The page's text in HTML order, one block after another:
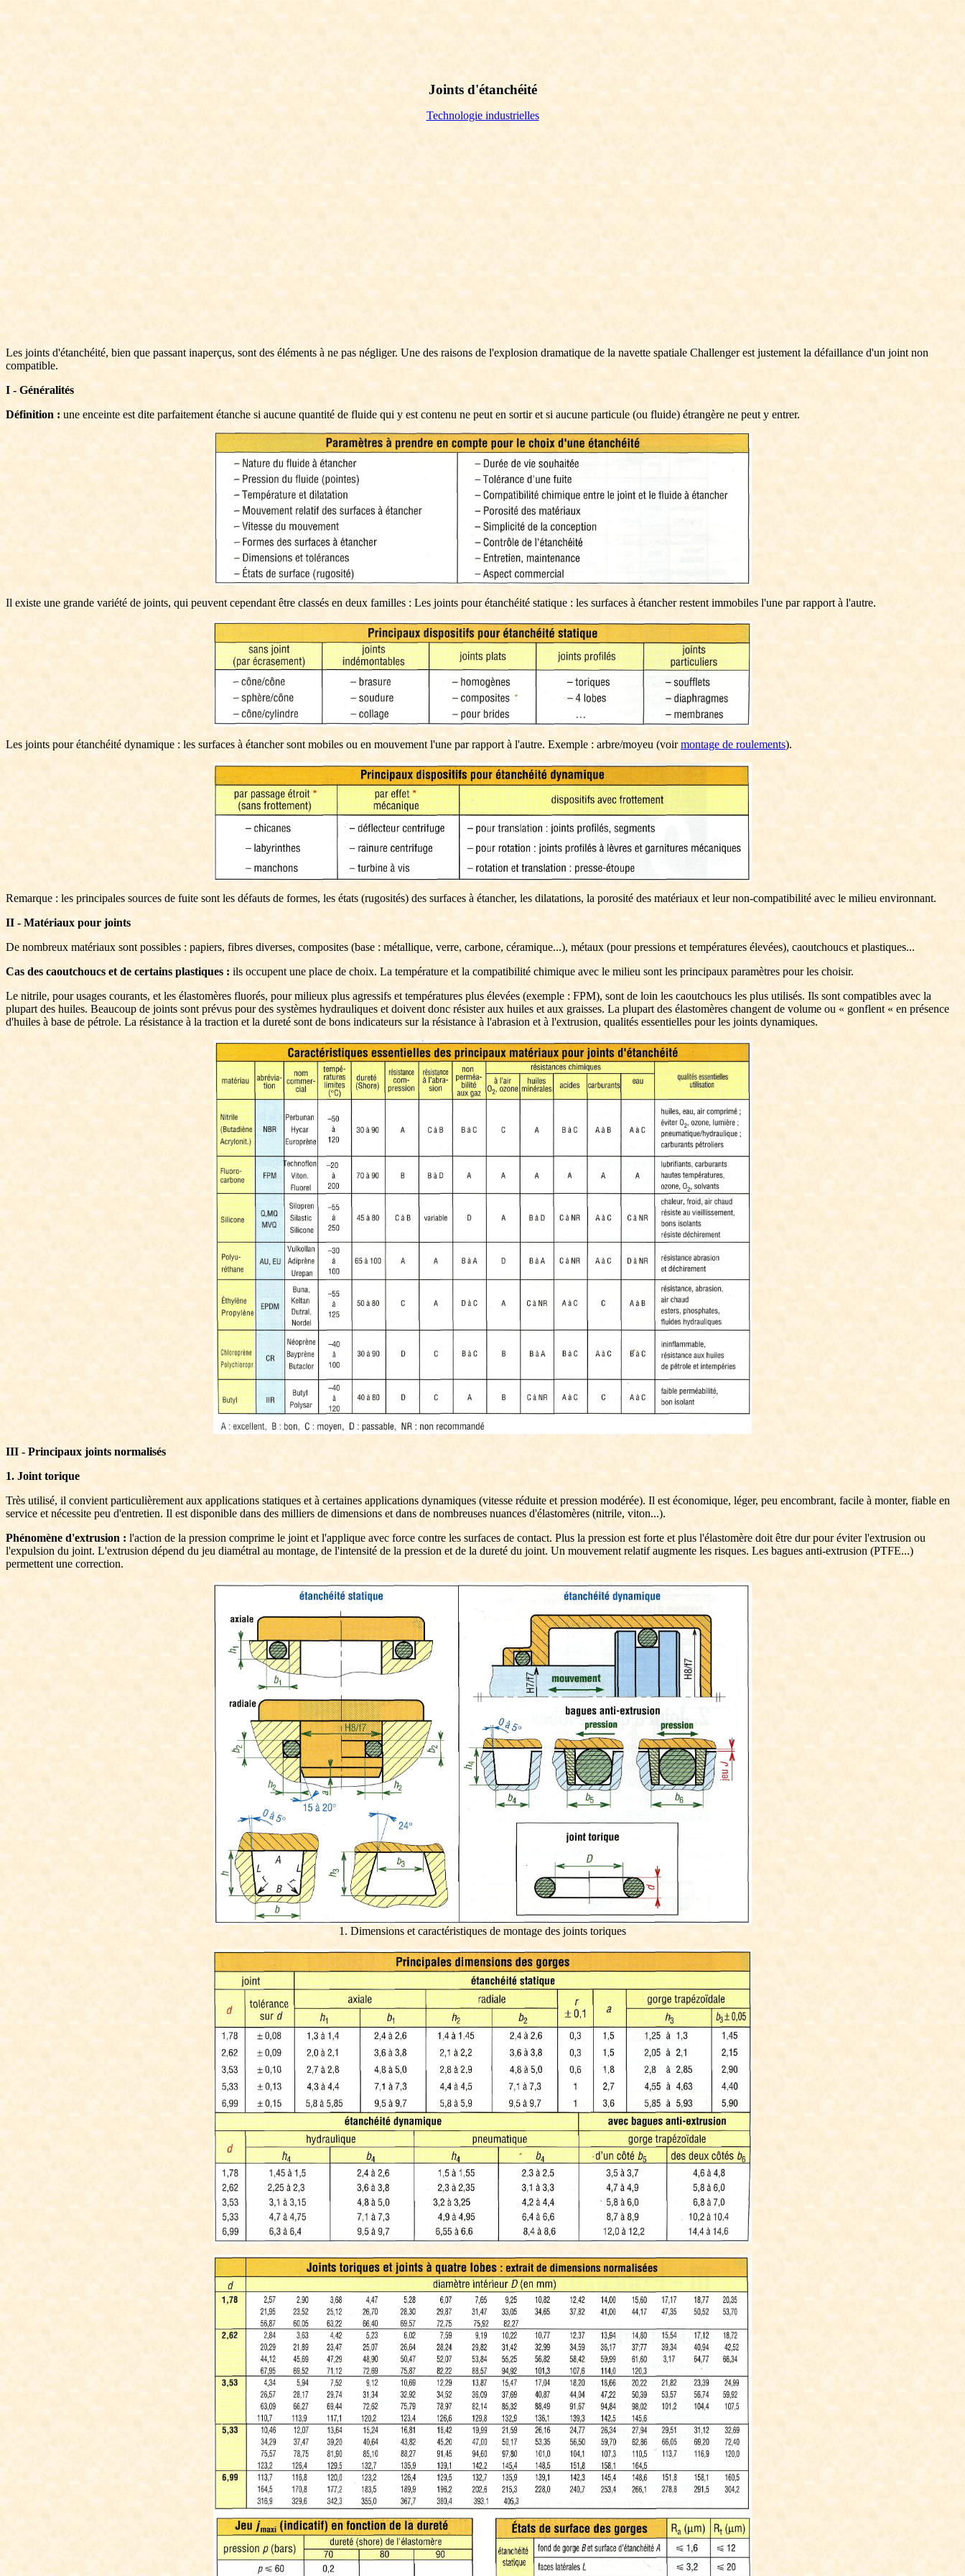
Joints d'étanchéité
Technologie industrielles
Les joints d'étanchéité, bien que passant inaperçus, sont des éléments à ne pas négliger. Une des raisons de l'explosion dramatique de la navette spatiale Challenger est justement la défaillance d'un joint non
compatible.
I - Généralités
Définition : une enceinte est dite parfaitement étanche si aucune quantité de fluide qui y est contenu ne peut en sortir et si aucune particule (ou fluide) étrangère ne peut y entrer.
Il existe une grande variété de joints, qui peuvent cependant être classés en deux familles : Les joints pour étanchéité statique : les surfaces à étancher restent immobiles l'une par rapport à l'autre.
Les joints pour étanchéité dynamique : les surfaces à étancher sont mobiles ou en mouvement l'une par rapport à l'autre. Exemple : arbre/moyeu (voirmontage de roulements).
Remarque : les principales sources de fuite sont les défauts de formes, les états (rugosités) des surfaces à étancher, les dilatations, la porosité des matériaux et leur non-compatibilité avec le milieu environnant.
II - Matériaux pour joints
De nombreux matériaux sont possibles : papiers, fibres diverses, composites (base : métallique, verre, carbone, céramique...), métaux (pour pressions et températures élevées), caoutchoucs et plastiques...
Cas des caoutchoucs et de certains plastiques : ils occupent une place de choix. La température et la compatibilité chimique avec le milieu sont les principaux paramètres pour les choisir.
Le nitrile, pour usages courants, et les élastomères fluorés, pour milieux plus agressifs et températures plus élevées (exemple : FPM), sont de loin les caoutchoucs les plus utilisés. Ils sont compatibles avec la
plupart des huiles. Beaucoup de joints sont prévus pour des systèmes hydrauliques et doivent donc résister aux huiles et aux graisses. La plupart des élastomères changent de volume ou « gonflent « en présence
d'huiles à base de pétrole. La résistance à la traction et la dureté sont de bons indicateurs sur la résistance à l'abrasion et à l'extrusion, qualités essentielles pour les joints dynamiques.
III - Principaux joints normalisés
1. Joint torique
Très utilisé, il convient particulièrement aux applications statiques et à certaines applications dynamiques (vitesse réduite et pression modérée). Il est économique, léger, peu encombrant, facile à monter, fiable en
service et nécessite peu d'entretien. Il est disponible dans des milliers de dimensions et dans de nombreuses nuances d'élastomères (nitrile, viton...).
Phénomène d'extrusion : l'action de la pression comprime le joint et l'applique avec force contre les surfaces de contact. Plus la pression est forte et plus l'élastomère doit être dur pour éviter l'extrusion ou
l'expulsion du joint. L'extrusion dépend du jeu diamétral au montage, de l'intensité de la pression et de la dureté du joint. Un mouvement relatif augmente les risques. Les bagues anti-extrusion (PTFE...)
permettent une correction.
1. Dimensions et caractéristiques de montage des joints toriques